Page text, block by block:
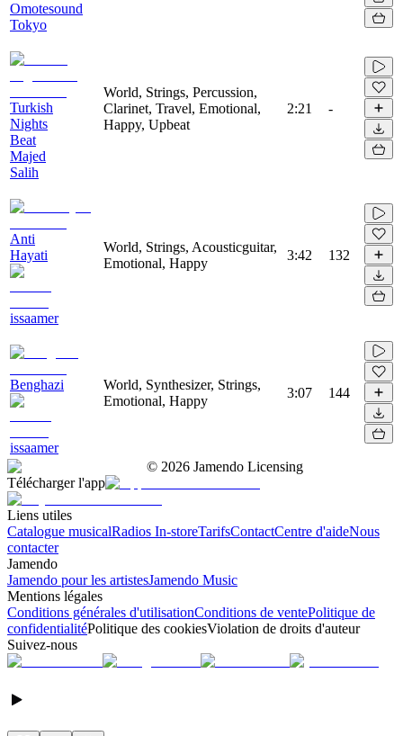
Omotesound
Tokyo
Turkish
Nights
Beat
Majed
Salih
World, Strings, Percussion,
Clarinet, Travel, Emotional,
Happy, Upbeat
2:21 -
Anti
Hayati
issaamer
World, Strings, Acousticguitar,
Emotional, Happy
3:42 132
Benghazi
issaamer
World, Synthesizer, Strings,
Emotional, Happy
3:07 144
© 2026 Jamendo Licensing
Télécharger l'app
Liens utiles
Catalogue musicalRadios In-storeTarifsContactCentre d'aideNous
contacter
Jamendo
Jamendo pour les artistesJamendo Music
Mentions légales
Conditions générales d'utilisationConditions de ventePolitique de
confidentialitéPolitique des cookiesViolation de droits d'auteur
Suivez-nous